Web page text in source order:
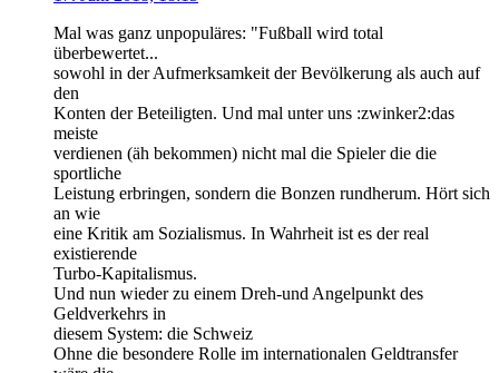
Mal was ganz unpopuläres: "Fußball wird total
überbewertet...
sowohl in der Aufmerksamkeit der Bevölkerung als auch auf
den
Konten der Beteiligten. Und mal unter uns :zwinker2:das
meiste
verdienen (äh bekommen) nicht mal die Spieler die die
sportliche
Leistung erbringen, sondern die Bonzen rundherum. Hört sich
an wie
eine Kritik am Sozialismus. In Wahrheit ist es der real
existierende
Turbo-Kapitalismus.
Und nun wieder zu einem Dreh-und Angelpunkt des
Geldverkehrs in
diesem System: die Schweiz
Ohne die besondere Rolle im internationalen Geldtransfer